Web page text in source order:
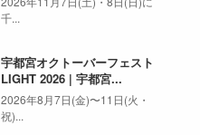
千...
宇都宮オクトーバーフェスト
LIGHT 2026 | 宇都宮...
2026年8月7日(金)〜11日(火・
祝)...